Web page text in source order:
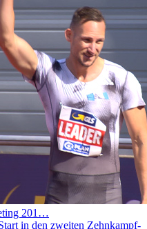
201…
in den zweiten Zehnkampf-